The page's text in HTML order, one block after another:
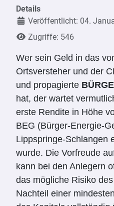
Details
Veröffentlicht: 04.
Zugriffe: 546
Wer sein Geld in das
Ortsversteher und der
und propagierte
hat, der wartet
erste Rendite in Höhe
BEG (Bürger-Energie-
Lippspringe-Schlangen
wurde. Die Vorfreude
kann bei den Anlegern
das mögliche Risiko
Nachteil einer